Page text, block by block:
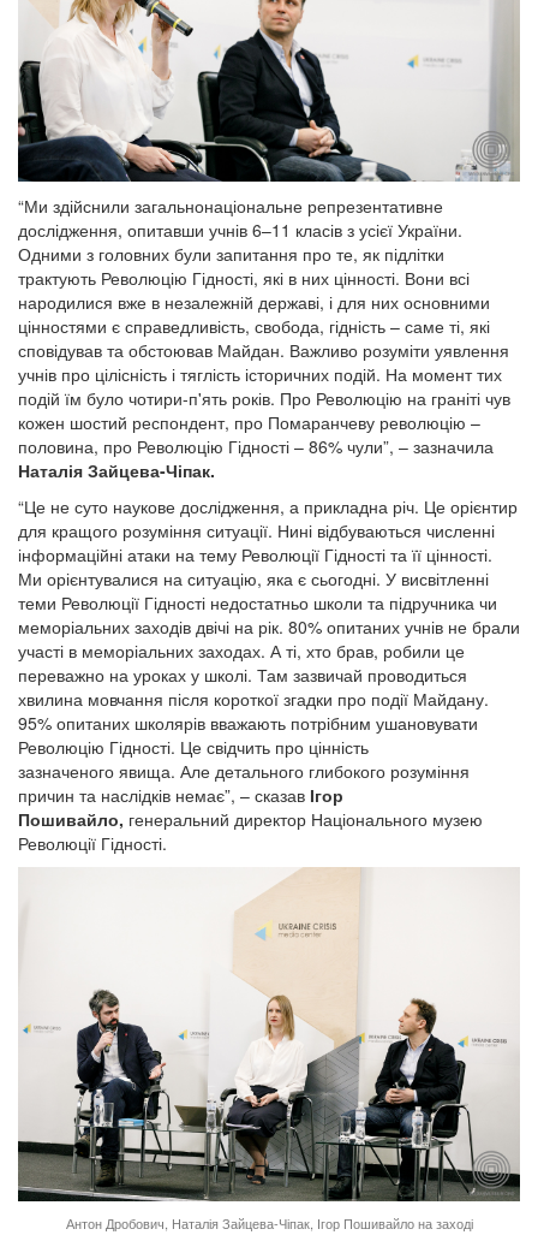
“Ми здійснили загальнонаціональне репрезентативне
дослідження, опитавши учнів 6–11 класів з усієї України.
Одними з головних були запитання про те, як підлітки
трактують Революцію Гідності, які в них цінності. Вони всі
народилися вже в незалежній державі, і для них основними
цінностями є справедливість, свобода, гідність – саме ті, які
сповідував та обстоював Майдан. Важливо розуміти уявлення
учнів про цілісність і тяглість історичних подій. На момент тих
подій їм було чотири-п'ять років. Про Революцію на граніті чув
кожен шостий респондент, про Помаранчеву революцію –
половина, про Революцію Гідності – 86% чули”, – зазначила
Наталія Зайцева-Чіпак.
“Це не суто наукове дослідження, а прикладна річ. Це орієнтир
для кращого розуміння ситуації. Нині відбуваються численні
інформаційні атаки на тему Революції Гідності та її цінності.
Ми орієнтувалися на ситуацію, яка є сьогодні. У висвітленні
теми Революції Гідності недостатньо школи та підручника чи
меморіальних заходів двічі на рік. 80% опитаних учнів не брали
участі в меморіальних заходах. А ті, хто брав, робили це
переважно на уроках у школі. Там зазвичай проводиться
хвилина мовчання після короткої згадки про події Майдану.
95% опитаних школярів вважають потрібним ушановувати
Революцію Гідності. Це свідчить про цінність
зазначеного явища. Але детального глибокого розуміння
причин та наслідків немає”, – сказав Ігор
Пошивайло, генеральний директор Національного музею
Революції Гідності.
Антон Дробович, Наталія Зайцева-Чіпак, Ігор Пошивайло на заході